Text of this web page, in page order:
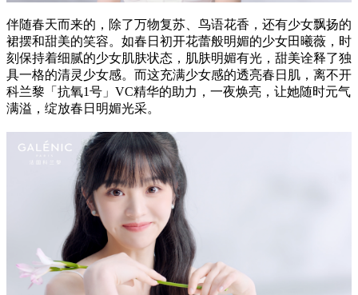
伴随春天而来的，除了万物复苏、鸟语花香，还有少女飘扬的
裙摆和甜美的笑容。如春日初开花蕾般明媚的少女田曦薇，时
刻保持着细腻的少女肌肤状态，肌肤明媚有光，甜美诠释了独
具一格的清灵少女感。而这充满少女感的透亮春日肌，离不开
科兰黎「抗氧1号」VC精华的助力，一夜焕亮，让她随时元气
满溢，绽放春日明媚光采。